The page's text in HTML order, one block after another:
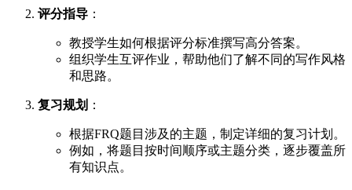
评分指导 ：
教授学生如何根据评分标准撰写高分答案。
组织学生互评作业，帮助他们了解不同的写作风格
和思路。
复习规划 ：
根据FRQ题目涉及的主题，制定详细的复习计划。
例如，将题目按时间顺序或主题分类，逐步覆盖所
有知识点。